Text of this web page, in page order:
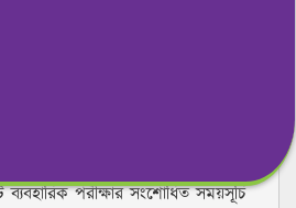
ব্যবহারিক পরীক্ষার সংশোধিত সময়সূচি